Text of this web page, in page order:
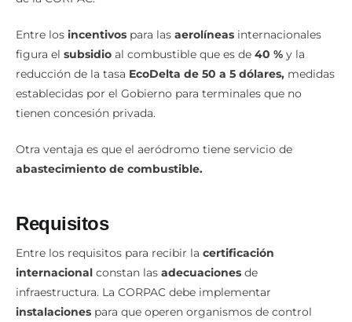
Entre losincentivospara lasaerolíneasinternacionales
figura elsubsidioal combustible que es de40 %y la
reducción de la tasaEcoDelta de 50 a 5 dólares, medidas
establecidas por el Gobierno para terminales que no
Otra ventaja es que el aeródromo tiene servicio de
Requisitos
Entre los requisitos para recibir lacertificación
internacionalconstan lasadecuacionesde
infraestructura. La CORPAC debe implementar